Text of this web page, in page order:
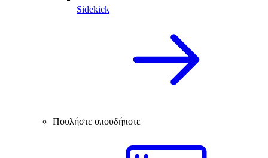
Sidekick
Πουλήστε οπουδήποτε